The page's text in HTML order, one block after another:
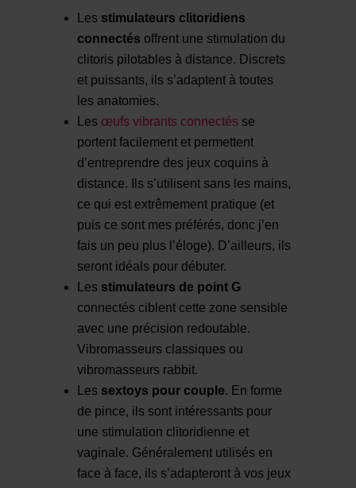
Les stimulateurs clitoridiens
connectés offrent une stimulation du
clitoris pilotables à distance. Discrets
et puissants, ils s’adaptent à toutes
les anatomies.
Les œufs vibrants connectésse
portent facilement et permettent
d’entreprendre des jeux coquins à
distance. Ils s’utilisent sans les mains,
ce qui est extrêmement pratique (et
puis ce sont mes préférés, donc j’en
fais un peu plus l’éloge). D’ailleurs, ils
seront idéals pour débuter.
Les stimulateurs de point G
connectés ciblent cette zone sensible
avec une précision redoutable.
Vibromasseurs classiques ou
vibromasseurs rabbit.
Les sextoys pour couple. En forme
de pince, ils sont intéressants pour
une stimulation clitoridienne et
vaginale. Généralement utilisés en
face à face, ils s’adapteront à vos jeux